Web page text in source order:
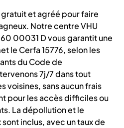
et agréé pour faire
Notre centre VHU
00031 D vous garantit une
le Cerfa 15776, selon les
du Code de
7j/7 dans tout
voisines, sans aucun frais
pour les accès difficiles ou
La dépollution et le
inclus, avec un taux de